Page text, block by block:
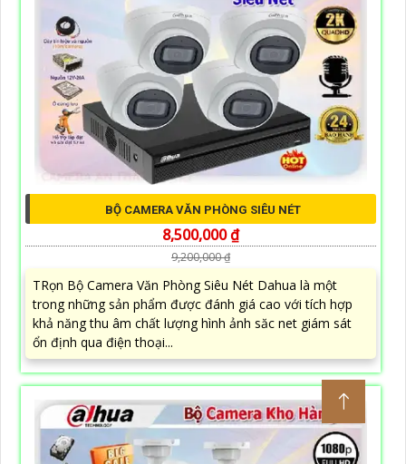
BỘ CAMERA VĂN PHÒNG SIÊU NÉT
8,500,000 ₫
9,200,000 ₫
TRọn Bộ Camera Văn Phòng Siêu Nét Dahua là một
trong những sản phẩm được đánh giá cao với tích hợp
khả năng thu âm chất lượng hình ảnh săc net giám sát
ổn định qua điện thoại...